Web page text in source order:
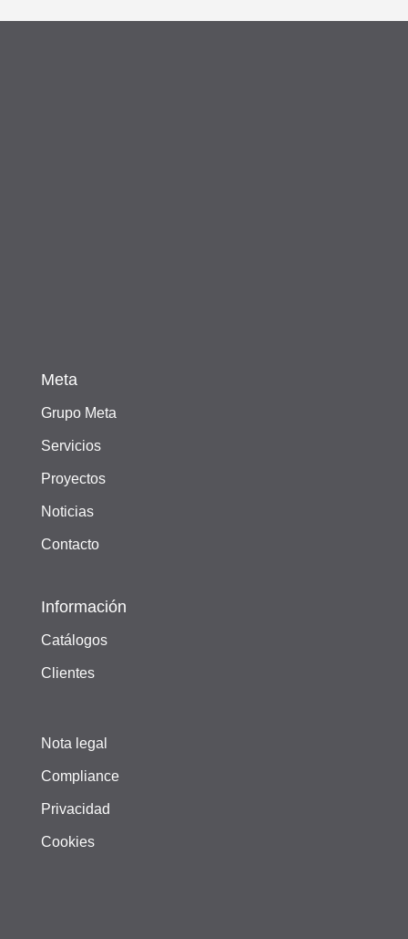
Meta
Grupo Meta
Servicios
Proyectos
Noticias
Contacto
Información
Catálogos
Clientes
Nota legal
Compliance
Privacidad
Cookies